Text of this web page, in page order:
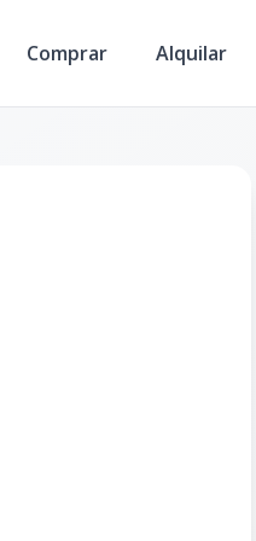
Comprar Alquilar